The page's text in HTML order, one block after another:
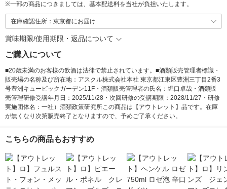
※一部の商品につきましては、基本配送料を当社が負担いたします。
在庫確認住所：東京都にお届け
賞味期限/使用期限・返品について
ご購入について
■20歳未満のお客様の飲酒は法律で禁止されています。■酒類販売管理者標識・
販売場の名称及び所在地：アスクル株式会社本社 東京都江東区豊洲三丁目2番3
号豊洲キュービックガーデン11F・酒類販売管理者の氏名：堀口卓哉・酒類販
売管理研修受講年月日：2025/11/28・次回研修の受講期限：2028/11/27・研修
実施団体名：一社）酒類政策研究所この商品は【アウトレット】品です。在庫
が無くなり次第販売終了となりますので、予めご了承ください。
こちらの商品もおすすめ